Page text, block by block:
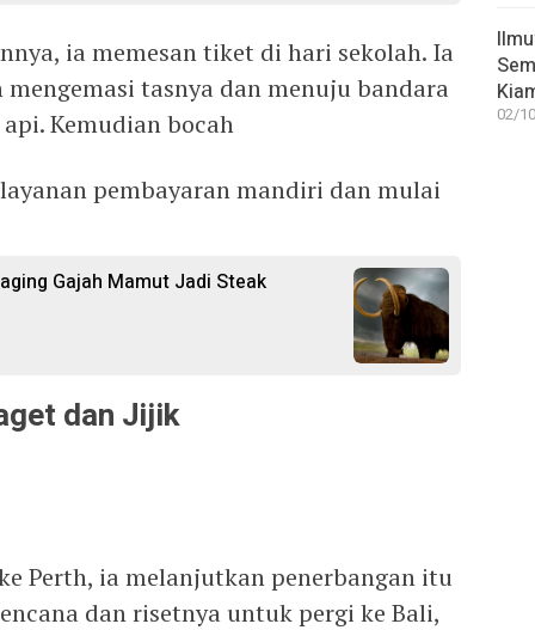
ia memesan tiket di hari sekolah. Ia
tasnya dan menuju bandara
Kemudian bocah
pembayaran mandiri dan mulai
Gajah Mamut Jadi Steak
dan Jijik
Perth, ia melanjutkan penerbangan itu
dan risetnya untuk pergi ke Bali,
02/